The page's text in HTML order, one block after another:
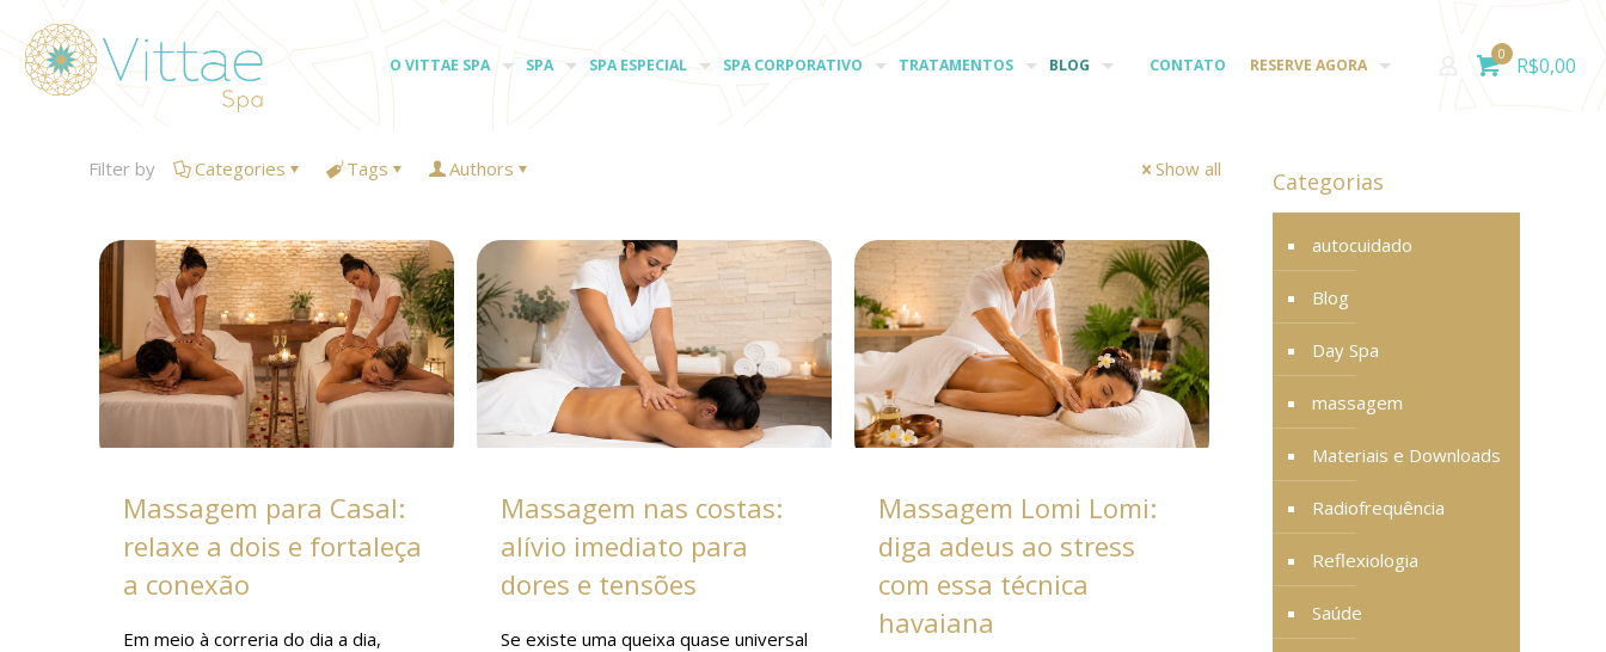
O VITTAE SPA SPA SPA ESPECIAL SPA CORPORATIVO TRATAMENTOS BLOG CONTATO RESERVE AGORA
0 R$0,00
Filter by Categories Tags Authors Show all
Massagem para Casal:
relaxe a dois e fortaleça
a conexão
Em meio à correria do dia a dia,
Massagem nas costas:
alívio imediato para
dores e tensões
Se existe uma queixa quase universal
Massagem Lomi Lomi:
diga adeus ao stress
com essa técnica
havaiana
Categorias
autocuidado
Blog
Day Spa
massagem
Materiais e Downloads
Radiofrequência
Reflexiologia
Saúde